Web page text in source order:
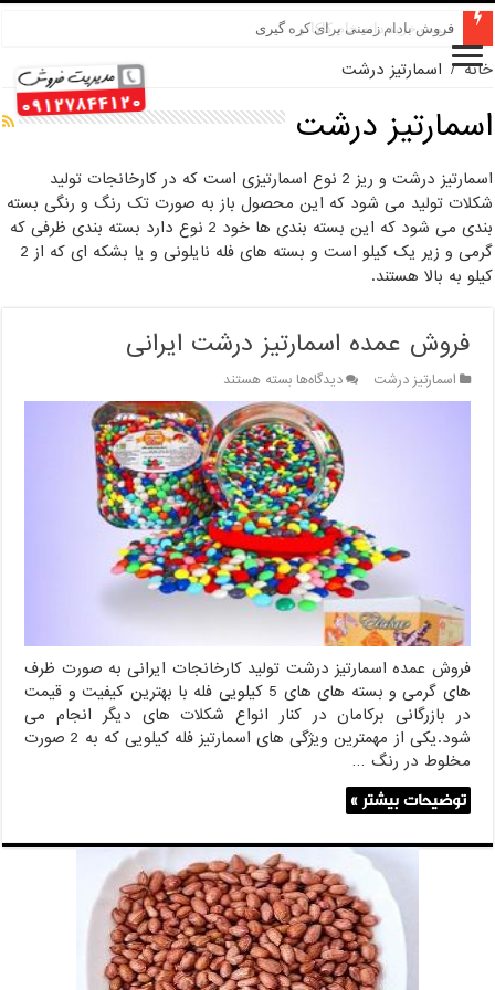
فروش بادام زمینی برای کره گیری
خانه / اسمارتیز درشت
اسمارتیز درشت
اسمارتیز درشت و ریز 2 نوع اسمارتیزی است که در کارخانجات تولید
شکلات تولید می شود که این محصول باز به صورت تک رنگ و رنگی بسته
بندی می شود که این بسته بندی ها خود 2 نوع دارد بسته بندی ظرفی که
گرمی و زیر یک کیلو است و بسته های فله نایلونی و یا بشکه ای که از 2
کیلو به بالا هستند.
فروش عمده اسمارتیز درشت ایرانی
اسمارتیز درشت دیدگاه‌هابرای
فروش
عمده
اسمارتیز
درشت
ایرانی
بسته هستند
فروش عمده اسمارتیز درشت تولید کارخانجات ایرانی به صورت ظرف
های گرمی و بسته های های 5 کیلویی فله با بهترین کیفیت و قیمت
در بازرگانی برکامان در کنار انواع شکلات های دیگر انجام می
شود.یکی از مهمترین ویژگی های اسمارتیز فله کیلویی که به 2 صورت
مخلوط در رنگ …
توضیحات بیشتر »